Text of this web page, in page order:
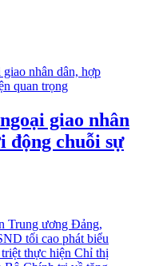
giao nhân
động chuỗi sự